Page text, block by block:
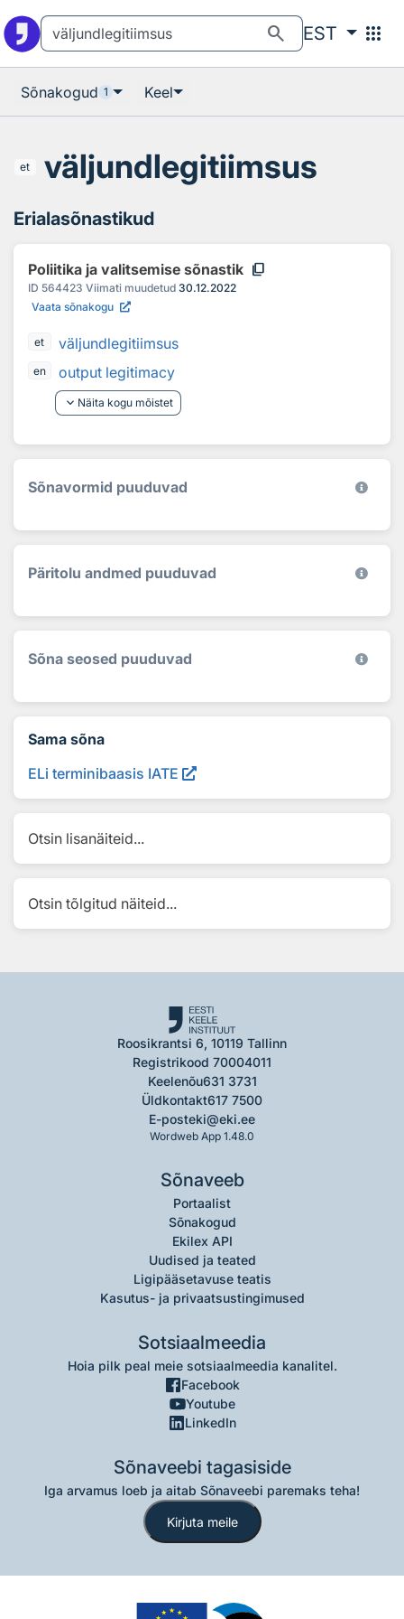
search EST apps
Sõnakogud 1 Keel
et väljundlegitiimsus
Erialasõnastikud
Poliitika ja valitsemise sõnastik content_copy
ID 564423 Viimati muudetud 30.12.2022
Vaata sõnakogu
et väljundlegitiimsus
en
output legitimacy
keyboard_arrow_down Näita kogu mõistet
Sõnavormid puuduvad
Päritolu andmed puuduvad
Sõna seosed puuduvad
Sama sõna
ELi terminibaasis IATE
Otsin lisanäiteid...
Otsin tõlgitud näiteid...
Roosikrantsi 6, 10119 Tallinn
Registrikood 70004011
Keelenõu631 3731
Üldkontakt617 7500
E-posteki@eki.ee
Wordweb App 1.48.0
Sõnaveeb
Portaalist
Sõnakogud
Ekilex API
Uudised ja teated
Ligipääsetavuse teatis
Kasutus- ja privaatsustingimused
Sotsiaalmeedia
Hoia pilk peal meie sotsiaalmeedia kanalitel.
Facebook
Youtube
LinkedIn
Sõnaveebi tagasiside
Iga arvamus loeb ja aitab Sõnaveebi paremaks teha!
Kirjuta meile